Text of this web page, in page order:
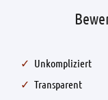
Unkompliziert
Transparent